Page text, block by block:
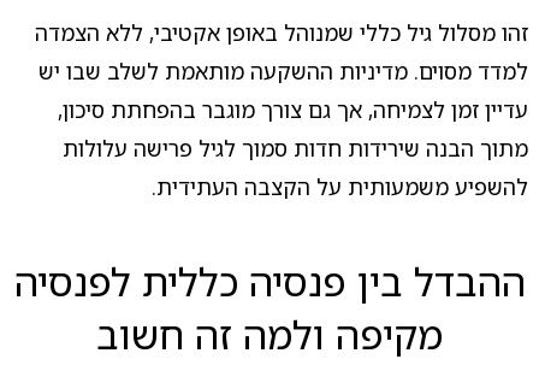
זהו מסלול גיל כללי שמנוהל באופן אקטיבי, ללא הצמדה
למדד מסוים. מדיניות ההשקעה מותאמת לשלב שבו יש
עדיין זמן לצמיחה, אך גם צורך מוגבר בהפחתת סיכון,
מתוך הבנה שירידות חדות סמוך לגיל פרישה עלולות
להשפיע משמעותית על הקצבה העתידית.
ההבדל בין פנסיה כללית לפנסיה
מקיפה ולמה זה חשוב